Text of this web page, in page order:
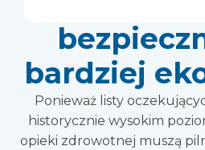
bardziej
Ponieważ listy
historycznie wysokim
opieki zdrowotnej muszą